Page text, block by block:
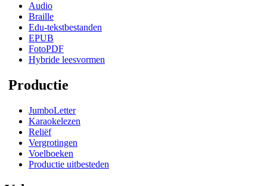
Audio
Braille
Edu-tekstbestanden
EPUB
FotoPDF
Hybride leesvormen
Productie
JumboLetter
Karaokelezen
Reliëf
Vergrotingen
Voelboeken
Productie uitbesteden